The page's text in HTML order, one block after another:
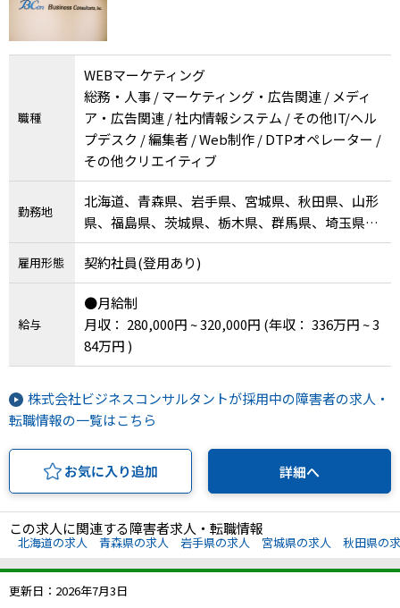
職種
WEBマーケティング
総務・人事 / マーケティング・広告関連 / メディ
ア・広告関連 / 社内情報システム / その他IT/ヘル
プデスク / 編集者 / Web制作 / DTPオペレーター /
その他クリエイティブ
勤務地
北海道、青森県、岩手県、宮城県、秋田県、山形
県、福島県、茨城県、栃木県、群馬県、埼玉県、
千葉県、東京都、神奈川県、新潟県、富山県、石
川県、福井県、山梨県、長野県、岐阜県、静岡
県、愛知県、三重県、滋賀県、京都府、大阪府、
兵庫県、奈良県、和歌山県、鳥取県、島根県、岡
山県、広島県、山口県、徳島県、香川県、愛媛
県、高知県、福岡県、佐賀県、長崎県、熊本県、
大分県、宮崎県、鹿児島県、沖縄県
雇用形態 契約社員(登用あり)
給与
●月給制
月収： 280,000円 ~ 320,000円 (年収： 336万円 ~ 3
84万円 )
株式会社ビジネスコンサルタントが採用中の障害者の求人・
転職情報の一覧はこちら
お気に入り追加 詳細へ
この求人に関連する障害者求人・転職情報
北海道の求人 青森県の求人 岩手県の求人 宮城県の求人 秋田県の
更新日：2026年7月3日